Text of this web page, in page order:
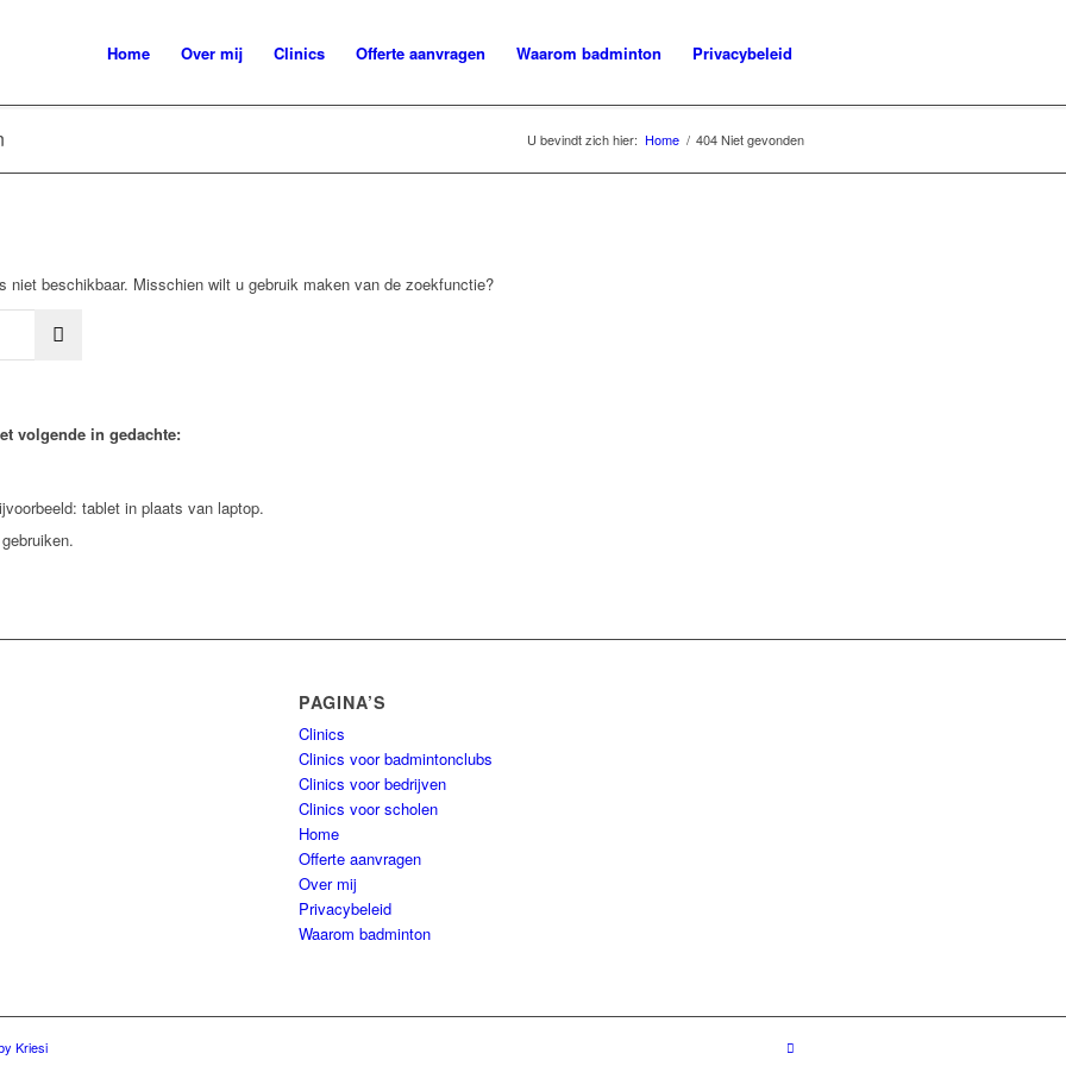
Home Over mij Clinics Offerte aanvragen Waarom badminton Privacybeleid
U bevindt zich hier: Home / 404 Niet gevonden
niet beschikbaar. Misschien wilt u gebruik maken van de zoekfunctie?
volgende in gedachte:
tablet in plaats van laptop.
PAGINA’S
Clinics
Clinics voor badmintonclubs
Clinics voor bedrijven
Clinics voor scholen
Home
Offerte aanvragen
Over mij
Privacybeleid
Waarom badminton
Kriesi